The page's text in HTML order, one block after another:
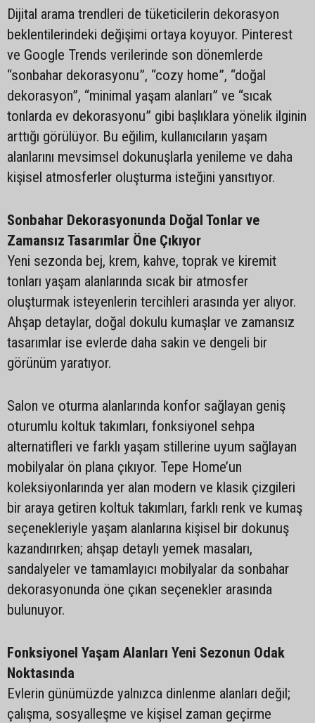
Dijital arama trendleri de tüketicilerin dekorasyon
beklentilerindeki değişimi ortaya koyuyor. Pinterest
ve Google Trends verilerinde son dönemlerde
“sonbahar dekorasyonu”, “cozy home”, “doğal
dekorasyon”, “minimal yaşam alanları” ve “sıcak
tonlarda ev dekorasyonu” gibi başlıklara yönelik ilginin
arttığı görülüyor. Bu eğilim, kullanıcıların yaşam
alanlarını mevsimsel dokunuşlarla yenileme ve daha
kişisel atmosferler oluşturma isteğini yansıtıyor.
Sonbahar Dekorasyonunda Doğal Tonlar ve
Zamansız Tasarımlar Öne Çıkıyor
Yeni sezonda bej, krem, kahve, toprak ve kiremit
tonları yaşam alanlarında sıcak bir atmosfer
oluşturmak isteyenlerin tercihleri arasında yer alıyor.
Ahşap detaylar, doğal dokulu kumaşlar ve zamansız
tasarımlar ise evlerde daha sakin ve dengeli bir
görünüm yaratıyor.
Salon ve oturma alanlarında konfor sağlayan geniş
oturumlu koltuk takımları, fonksiyonel sehpa
alternatifleri ve farklı yaşam stillerine uyum sağlayan
mobilyalar ön plana çıkıyor. Tepe Home’un
koleksiyonlarında yer alan modern ve klasik çizgileri
bir araya getiren koltuk takımları, farklı renk ve kumaş
seçenekleriyle yaşam alanlarına kişisel bir dokunuş
kazandırırken; ahşap detaylı yemek masaları,
sandalyeler ve tamamlayıcı mobilyalar da sonbahar
dekorasyonunda öne çıkan seçenekler arasında
bulunuyor.
Fonksiyonel Yaşam Alanları Yeni Sezonun Odak
Noktasında
Evlerin günümüzde yalnızca dinlenme alanları değil;
çalışma, sosyalleşme ve kişisel zaman geçirme